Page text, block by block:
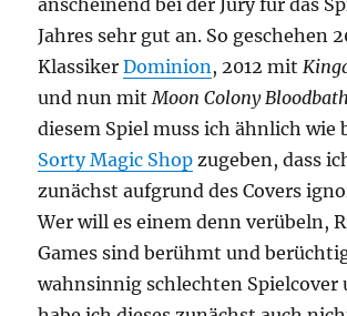
Jahres sehr gut an. So geschehen
KlassikerDominion , 2012 mit
und nun mit Moon Colony Bloodbath
diesem Spiel muss ich ähnlich wie
Sorty Magic Shop zugeben, dass
zunächst aufgrund des Covers
Wer will es einem denn verübeln,
Games sind berühmt und
wahnsinnig schlechten Spielcover